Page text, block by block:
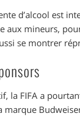
d’alcool est
aux mineurs,
se montrer
la FIFA a
marque